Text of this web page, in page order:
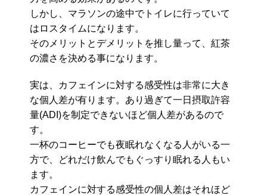
しかし、マラソンの途中でトイレに行っていて
はロスタイムになります。
そのメリットとデメリットを推し量って、紅茶
の濃さを決める事になります。
実は、カフェインに対する感受性は非常に大き
な個人差が有ります。あり過ぎて一日摂取許容
量(ADI)を制定できないほど個人差があるので
す。
一杯のコーヒーでも夜眠れなくなる人がいる一
方で、どれだけ飲んでもぐっすり眠れる人もい
ます。
カフェインに対する感受性の個人差はそれほど